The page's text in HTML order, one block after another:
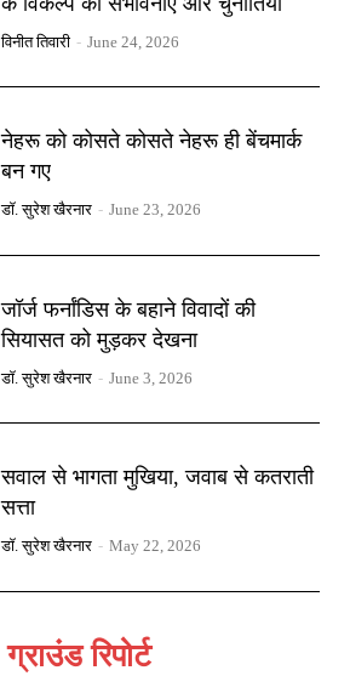
विनीत तिवारी - June 24, 2026
नेहरू को कोसते कोसते नेहरू ही बेंचमार्क
बन गए
डॉ. सुरेश खैरनार - June 23, 2026
जॉर्ज फर्नांडिस के बहाने विवादों की
सियासत को मुड़कर देखना
डॉ. सुरेश खैरनार - June 3, 2026
सवाल से भागता मुखिया, जवाब से कतराती
सत्ता
डॉ. सुरेश खैरनार - May 22, 2026
ग्राउंड रिपोर्ट